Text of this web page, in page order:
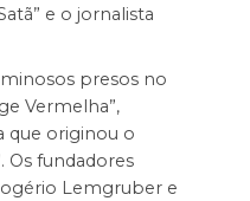
e o jornalista
presos no
Vermelha”,
que originou o
Os fundadores
Lemgruber e